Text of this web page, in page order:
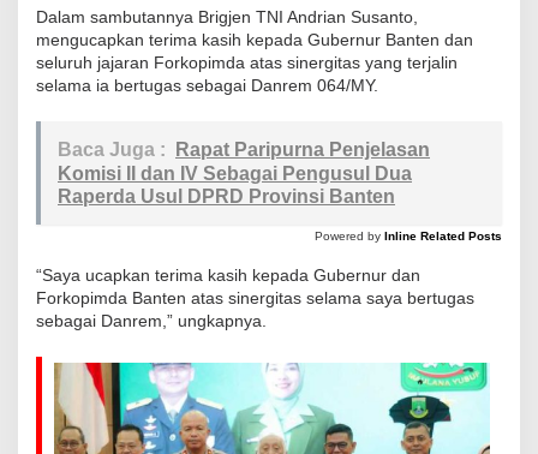
D
a
n
r
m
0
6
4
/
M
n
Dalam sambutannya Brigjen TNI Andrian Susanto,
mengucapkan terima kasih kepada Gubernur Banten dan
seluruh jajaran Forkopimda atas sinergitas yang terjalin
selama ia bertugas sebagai Danrem 064/MY.
Baca Juga :
Rapat Paripurna Penjelasan
Komisi II dan IV Sebagai Pengusul Dua
Raperda Usul DPRD Provinsi Banten
Powered by Inline Related Posts
“Saya ucapkan terima kasih kepada Gubernur dan
Forkopimda Banten atas sinergitas selama saya bertugas
sebagai Danrem,” ungkapnya.